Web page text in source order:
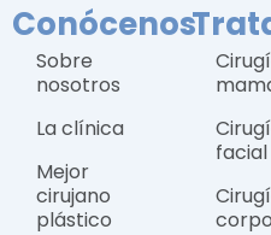
Conócenos
Sobre
nosotros
La clínica
Mejor
cirujano
plástico
facial